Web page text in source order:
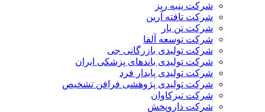
شرکت پنبه ریز
شرکت تافته آرین
شرکت تن یار
شرکت توسعه آلفا
شرکت تولیدی بازرگانی جی
شرکت تولیدی باندهای پزشکی ایران
شرکت تولیدی پایدار فرد
شرکت تولیدی پژوهشی فرافن تشخیص
شرکت تیزکاوان
شرکت داروپخش